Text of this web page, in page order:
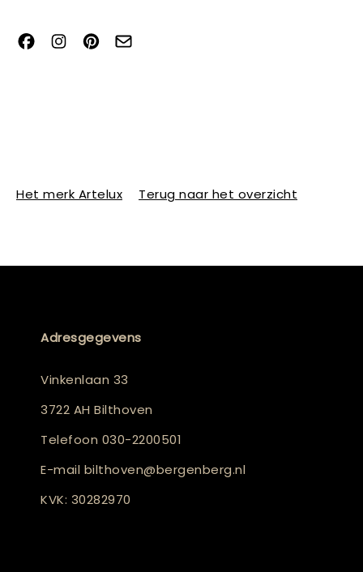
Het merk Artelux Terug naar het overzicht
Adresgegevens
Vinkenlaan 33
3722 AH Bilthoven
Telefoon 030-2200501
E-mail bilthoven@bergenberg.nl
KVK: 30282970